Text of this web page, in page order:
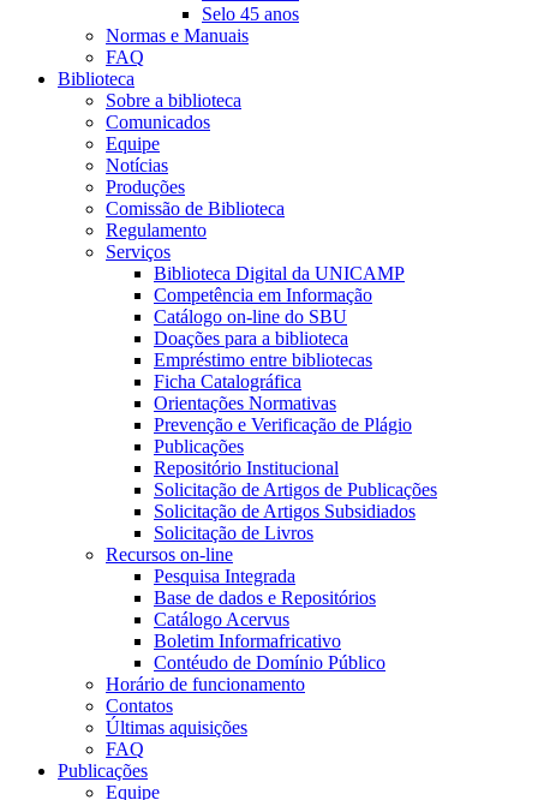
Selo 45 anos
Normas e Manuais
FAQ
Biblioteca
Sobre a biblioteca
Comunicados
Equipe
Notícias
Produções
Comissão de Biblioteca
Regulamento
Serviços
Biblioteca Digital da UNICAMP
Competência em Informação
Catálogo on-line do SBU
Doações para a biblioteca
Empréstimo entre bibliotecas
Ficha Catalográfica
Orientações Normativas
Prevenção e Verificação de Plágio
Publicações
Repositório Institucional
Solicitação de Artigos de Publicações
Solicitação de Artigos Subsidiados
Solicitação de Livros
Recursos on-line
Pesquisa Integrada
Base de dados e Repositórios
Catálogo Acervus
Boletim Informafricativo
Contéudo de Domínio Público
Horário de funcionamento
Contatos
Últimas aquisições
FAQ
Publicações
Equipe